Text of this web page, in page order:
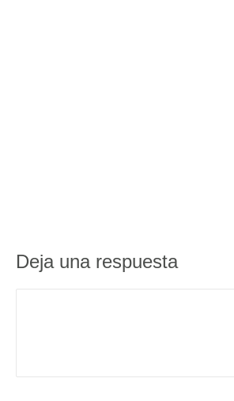
Deja una respuesta